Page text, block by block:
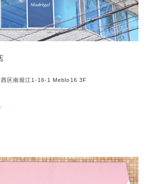
区南堀江1-16-1 Meblo16 3F